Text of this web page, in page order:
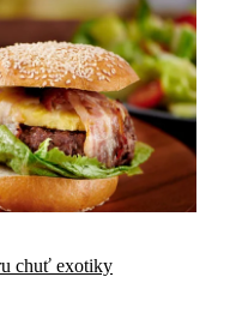
chuť exotiky